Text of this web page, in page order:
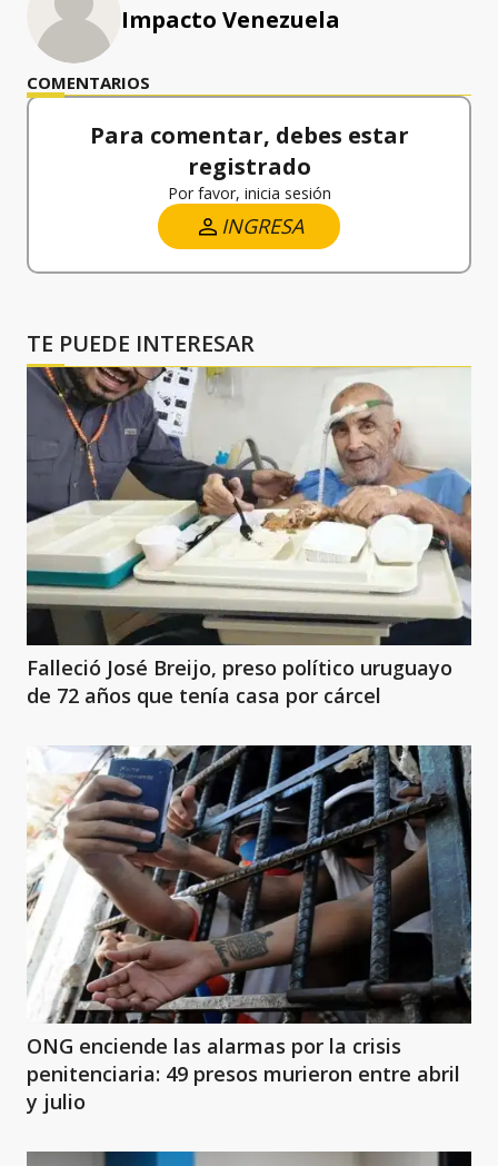
Impacto Venezuela
COMENTARIOS
Para comentar, debes estar
registrado
Por favor, inicia sesión
INGRESA
TE PUEDE INTERESAR
Falleció José Breijo, preso político uruguayo
de 72 años que tenía casa por cárcel
ONG enciende las alarmas por la crisis
penitenciaria: 49 presos murieron entre abril
y julio